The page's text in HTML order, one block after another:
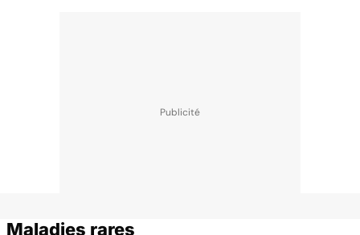
Maladies rares